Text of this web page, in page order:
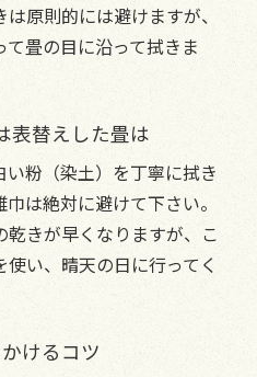
原則的には避けますが、
畳の目に沿って拭きま
表替えした畳は
粉（染土）を丁寧に拭き
は絶対に避けて下さい。
きが早くなりますが、こ
い、晴天の日に行ってく
けるコツ